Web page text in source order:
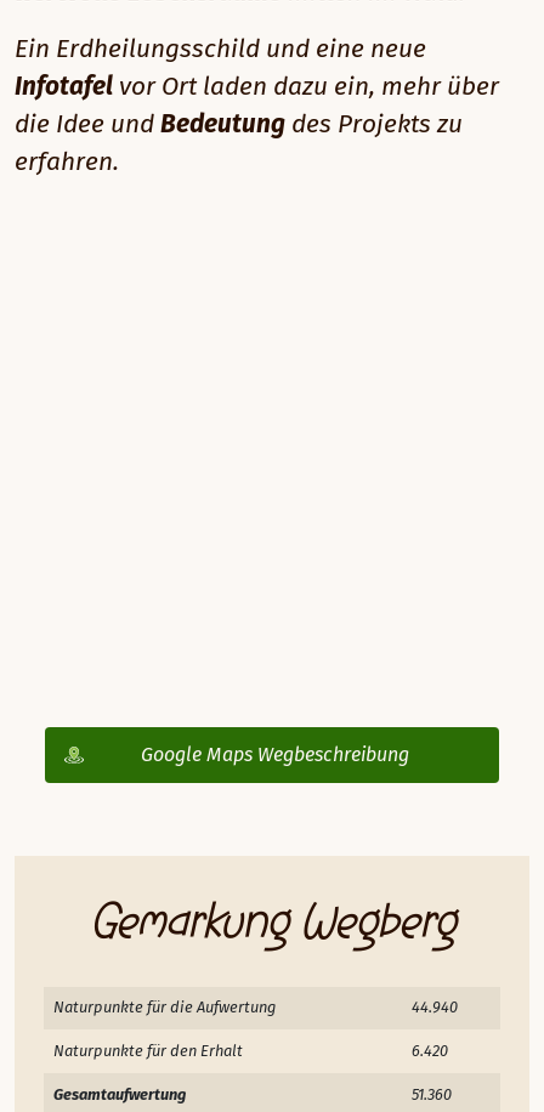
Ein Erdheilungsschild und eine neue
Infotafel vor Ort laden dazu ein, mehr über
die Idee und Bedeutung des Projekts zu
erfahren.
Google Maps Wegbeschreibung
Gemarkung Wegberg
Naturpunkte für die Aufwertung 44.940
Naturpunkte für den Erhalt 6.420
Gesamtaufwertung 51.360